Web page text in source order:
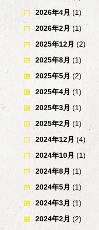
2026年4月(1)
2026年2月 (1)
2025年12月 (2)
2025年8月 (1)
2025年5月 (2)
2025年4月 (1)
2025年3月 (1)
2025年2月 (1)
2024年12月 (4)
2024年10月 (1)
2024年8月 (1)
2024年5月 (1)
2024年3月 (1)
2024年2月 (2)